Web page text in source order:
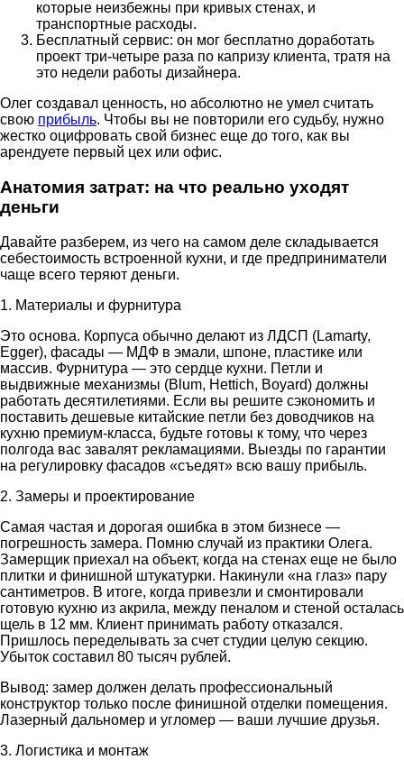
которые неизбежны при кривых стенах, и
транспортные расходы.
Бесплатный сервис: он мог бесплатно доработать
проект три-четыре раза по капризу клиента, тратя на
это недели работы дизайнера.
Олег создавал ценность, но абсолютно не умел считать
свою прибыль. Чтобы вы не повторили его судьбу, нужно
жестко оцифровать свой бизнес еще до того, как вы
арендуете первый цех или офис.
Анатомия затрат: на что реально уходят
деньги
Давайте разберем, из чего на самом деле складывается
себестоимость встроенной кухни, и где предприниматели
чаще всего теряют деньги.
1. Материалы и фурнитура
Это основа. Корпуса обычно делают из ЛДСП (Lamarty,
Egger), фасады — МДФ в эмали, шпоне, пластике или
массив. Фурнитура — это сердце кухни. Петли и
выдвижные механизмы (Blum, Hettich, Boyard) должны
работать десятилетиями. Если вы решите сэкономить и
поставить дешевые китайские петли без доводчиков на
кухню премиум-класса, будьте готовы к тому, что через
полгода вас завалят рекламациями. Выезды по гарантии
на регулировку фасадов «съедят» всю вашу прибыль.
2. Замеры и проектирование
Самая частая и дорогая ошибка в этом бизнесе —
погрешность замера. Помню случай из практики Олега.
Замерщик приехал на объект, когда на стенах еще не было
плитки и финишной штукатурки. Накинули «на глаз» пару
сантиметров. В итоге, когда привезли и смонтировали
готовую кухню из акрила, между пеналом и стеной осталась
щель в 12 мм. Клиент принимать работу отказался.
Пришлось переделывать за счет студии целую секцию.
Убыток составил 80 тысяч рублей.
Вывод: замер должен делать профессиональный
конструктор только после финишной отделки помещения.
Лазерный дальномер и угломер — ваши лучшие друзья.
3. Логистика и монтаж